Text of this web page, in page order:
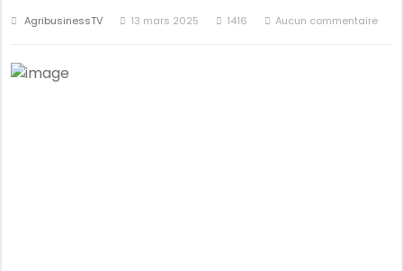
AgribusinessTV 13 mars 2025 1416 Aucun commentaire